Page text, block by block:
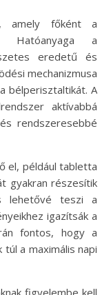
amely főként a
Hatóanyaga a
eredetű és
mechanizmusa
bélperisztaltikát. A
aktívabbá
rendszeresebbé
el, például tabletta
gyakran részesítik
lehetővé teszi a
igazítsák a
fontos, hogy a
a maximális napi
figyelembe kell